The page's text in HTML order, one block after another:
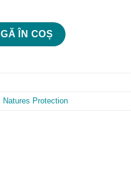
Kitten
ÎN COȘ
Natures Protection